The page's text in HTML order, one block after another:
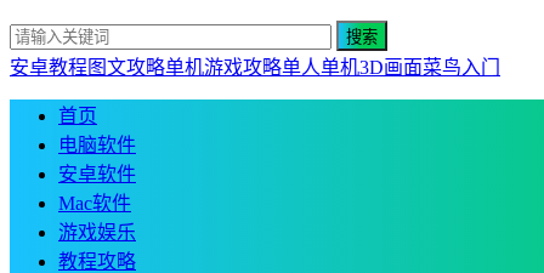
安卓教程 图文攻略单机游戏攻略单人单机3D画面菜鸟入门
首页
电脑软件
安卓软件
Mac软件
游戏娱乐
教程攻略